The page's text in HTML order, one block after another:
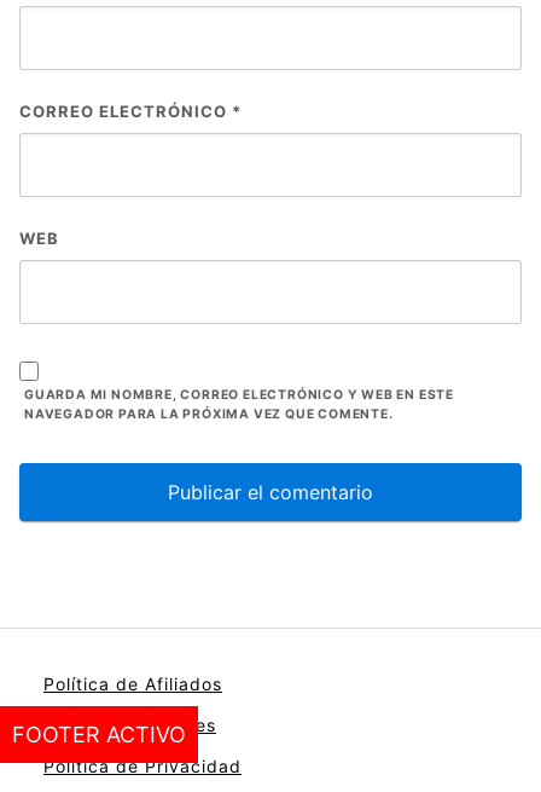
CORREO ELECTRÓNICO *
WEB
GUARDA MI NOMBRE, CORREO ELECTRÓNICO Y WEB EN ESTE
NAVEGADOR PARA LA PRÓXIMA VEZ QUE COMENTE.
Política de Afiliados
Política de Cookies
Política de Privacidad
FOOTER ACTIVO